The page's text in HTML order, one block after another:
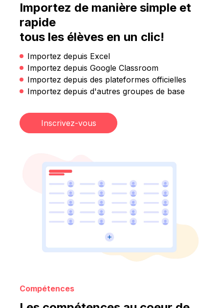
Importez de manière simple et
rapide
tous les élèves en un clic!
Importez depuis Excel
Importez depuis Google Classroom
Importez depuis des plateformes officielles
Importez depuis d'autres groupes de base
Inscrivez-vous
Compétences